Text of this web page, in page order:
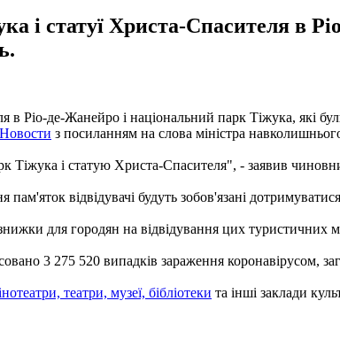
і статуї Христа-Спасителя в
Ріо-де-Жанейро і національний парк Тіжука, які
з посиланням на слова міністра
Тіжука і статую Христа-Спасителя", - заявив
пам'яток відвідувачі будуть зобов'язані
для городян на відвідування цих туристичних
3 275 520 випадків зараження коронавірусом,
театри, музеї, бібліотеки та інші заклади